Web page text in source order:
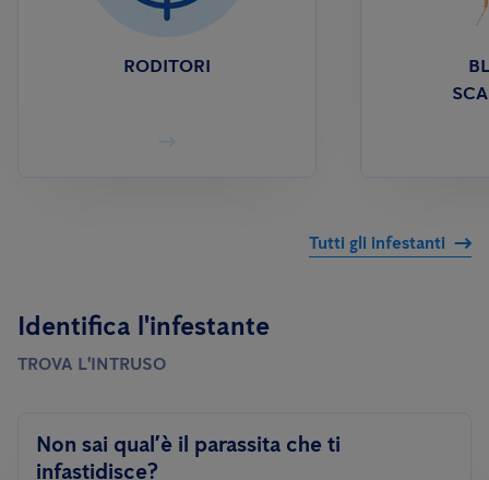
RODITORI
Tutti gli infestanti
Identifica l'infestante
TROVA L'INTRUSO
Non sai qual’è il parassita che ti
infastidisce?